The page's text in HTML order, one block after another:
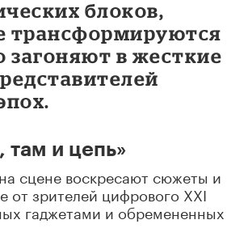
блоков,
трансформируются
загоняют в жесткие
там и цепь»
сцене воскресают сюжеты и
от зрителей цифрового XXI
гаджетами и обремененных